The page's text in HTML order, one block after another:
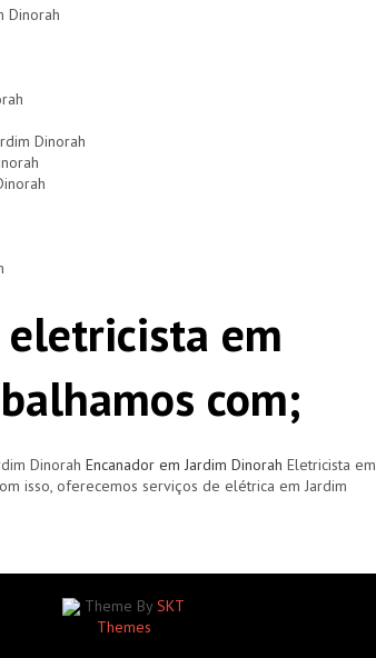
Dinorah
Dinorah
em
com;
Dinorah Encanador em Jardim Dinorah Eletricista em
isso, oferecemos serviços de elétrica em Jardim
Theme By SKT
Themes